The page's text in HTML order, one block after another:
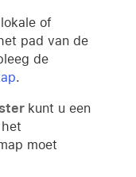
of
pad van de
de
.
kunt u een
moet